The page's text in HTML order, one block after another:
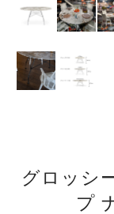
グロッシ
プ